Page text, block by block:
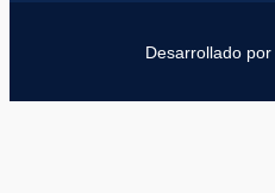
Desarrollado por